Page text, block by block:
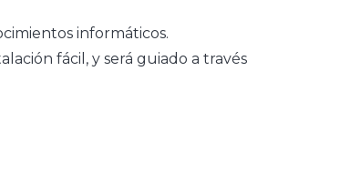
informáticos.
fácil, y será guiado a través